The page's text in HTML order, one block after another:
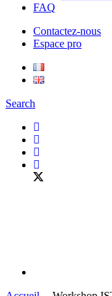
FAQ
Contactez-nous
Espace pro
Search